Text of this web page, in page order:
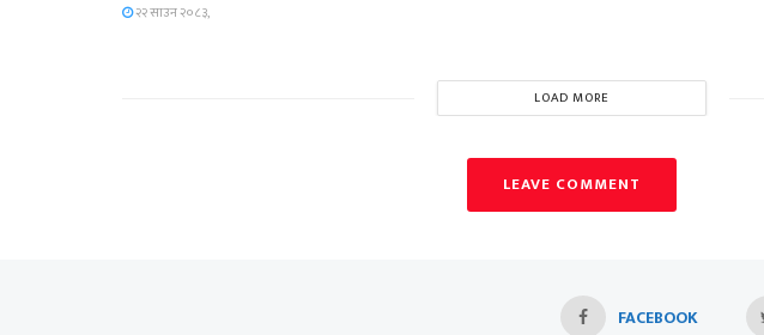
२२ साउन २०८३,
LOAD MORE
LEAVE COMMENT
FACEBOOK